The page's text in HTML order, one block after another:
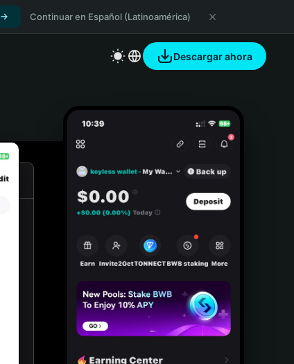
Continuar en Español (Latinoamérica)
Descargar ahora